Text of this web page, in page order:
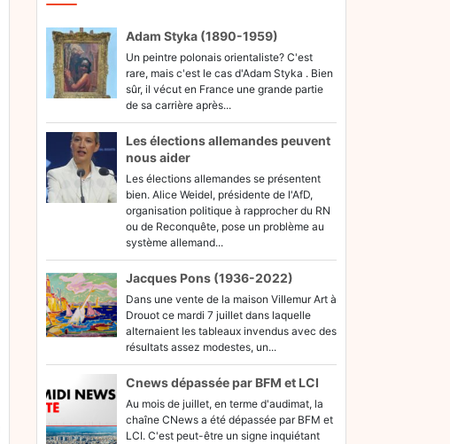
Adam Styka (1890-1959)
Un peintre polonais orientaliste? C'est
rare, mais c'est le cas d'Adam Styka . Bien
sûr, il vécut en France une grande partie
de sa carrière après...
Les élections allemandes peuvent
nous aider
Les élections allemandes se présentent
bien. Alice Weidel, présidente de l'AfD,
organisation politique à rapprocher du RN
ou de Reconquête, pose un problème au
système allemand...
Jacques Pons (1936-2022)
Dans une vente de la maison Villemur Art à
Drouot ce mardi 7 juillet dans laquelle
alternaient les tableaux invendus avec des
résultats assez modestes, un...
Cnews dépassée par BFM et LCI
Au mois de juillet, en terme d'audimat, la
chaîne CNews a été dépassée par BFM et
LCI. C'est peut-être un signe inquiétant